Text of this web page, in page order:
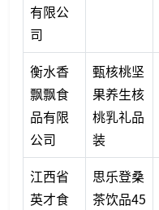
有限公
司
衡水香
飘飘食
品有限
公司
甄核桃坚
果养生核
桃乳礼品
装
江西省
英才食
思乐登桑
茶饮品45